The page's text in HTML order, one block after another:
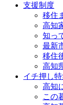
支援制度
移住
高知
知っ
最新
移住
高知
イチ押し
高知
この